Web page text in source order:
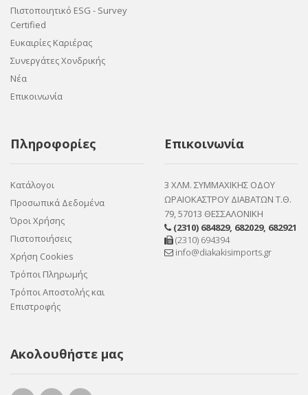
Πιστοποιητικό ESG - Survey
Certified
Ευκαιρίες Καριέρας
Συνεργάτες Χονδρικής
Νέα
Επικοινωνία
Πληροφορίες
Κατάλογοι
Προσωπικά Δεδομένα
Όροι Χρήσης
Πιστοποιήσεις
Χρήση Cookies
Τρόποι Πληρωμής
Τρόποι Αποστολής και
Επιστροφής
Επικοινωνία
3 ΧΛΜ. ΣΥΜΜΑΧΙΚΗΣ ΟΔΟΥ
ΩΡΑΙΟΚΑΣΤΡΟΥ ΔΙΑΒΑΤΩΝ Τ.Θ.
79, 57013 ΘΕΣΣΑΛΟΝΙΚΗ
(2310) 684829, 682029, 682921
(2310) 694394
info@diakakisimports.gr
Ακολουθήστε μας